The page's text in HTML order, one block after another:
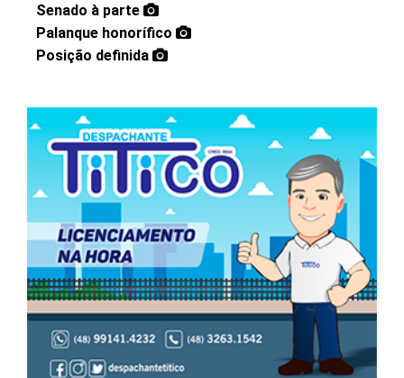
Senado à parte
Palanque honorífico
Posição definida